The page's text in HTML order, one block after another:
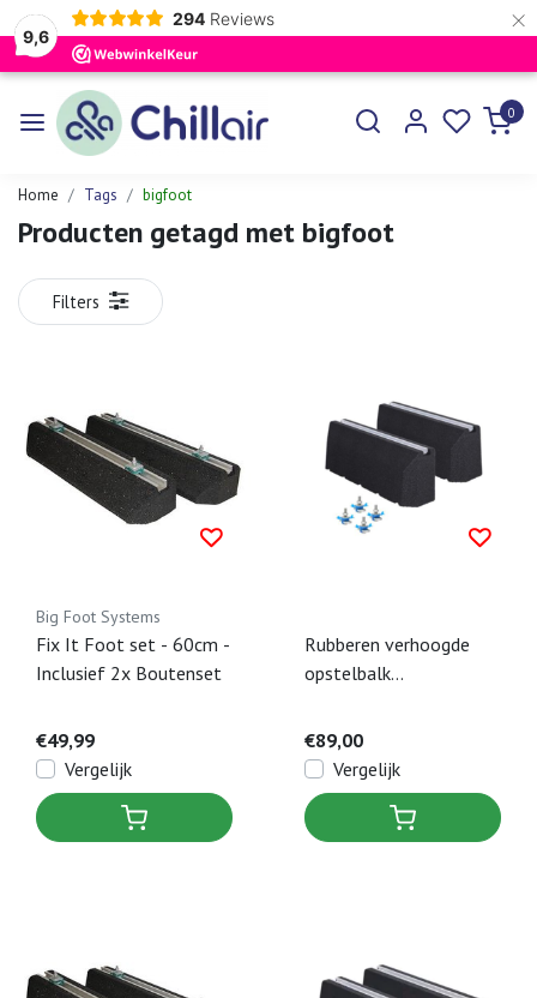
9,6
294 Reviews ×
0
Home Tags bigfoot
Producten getagd met bigfoot
Filters
Big Foot Systems
Fix It Foot set - 60cm -
Inclusief 2x Boutenset
€49,99
Vergelijk
Rubberen verhoogde
opstelbalk
600 mm incl.
bevestiging M8 x 40
mm (set a 2 stuks)
€89,00
Vergelijk